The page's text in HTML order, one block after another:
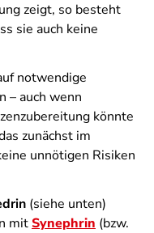
zeigt, so besteht
sie auch keine
notwendige
– auch wenn
könnte
zunächst im
unnötigen Risiken
(siehe unten)
mitSynephrin (bzw.